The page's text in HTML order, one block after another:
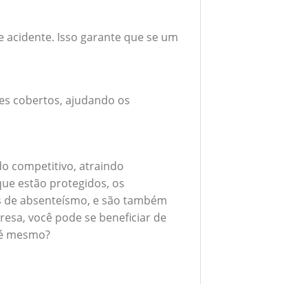
Isso garante que se um
cobertos, ajudando os
competitivo, atraindo
estão protegidos, os
absenteísmo, e são também
você pode se beneficiar de
mesmo?